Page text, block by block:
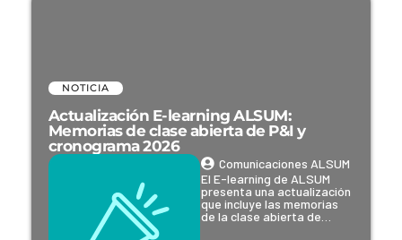
NOTICIA
Actualización E-learning ALSUM:
Memorias de clase abierta de P&I y
cronograma 2026
Comunicaciones ALSUM
El E-learning de ALSUM
presenta una actualización
que incluye las memorias
de la clase abierta de…